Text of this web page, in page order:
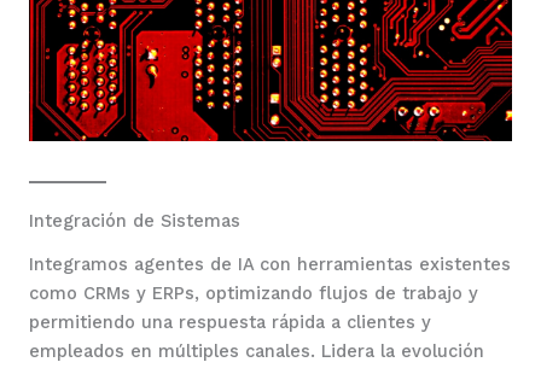
Integración de Sistemas
Integramos agentes de IA con herramientas existentes
como CRMs y ERPs, optimizando flujos de trabajo y
permitiendo una respuesta rápida a clientes y
empleados en múltiples canales. Lidera la evolución